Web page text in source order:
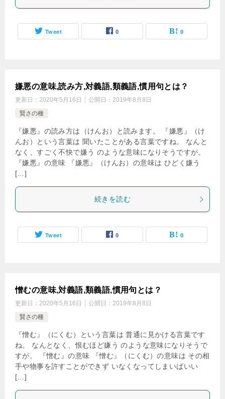
Tweet 0 0
嫌悪の意味,読み方,対義語,類義語,慣用句とは？
更新日： 2020年5月16日 公開日： 2019年8月8日
賢さの種
『嫌悪』の読み方は（けんお）と読みます。 『嫌悪』（け
んお）という言葉は 聞いたことがある言葉ですね。 なんと
なく、すごく不快で嫌う のような意味になりそうですが。
『嫌悪』の意味 『嫌悪』（けんお）の意味は ひどく嫌う
[…]
続きを読む
Tweet 0 0
憎むの意味,対義語,類義語,慣用句とは？
更新日： 2020年5月16日 公開日： 2019年8月8日
賢さの種
『憎む』（にくむ）という言葉は 普通に見かける言葉です
ね。 なんとなく、恨むほど嫌う のような意味になりそうで
すが。 『憎む』の意味 『憎む』（にくむ）の意味は その相
手や物事を許すことができず いなくなってしまいばいい
[…]